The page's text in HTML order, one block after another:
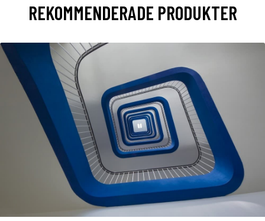
REKOMMENDERADE PRODUKTER